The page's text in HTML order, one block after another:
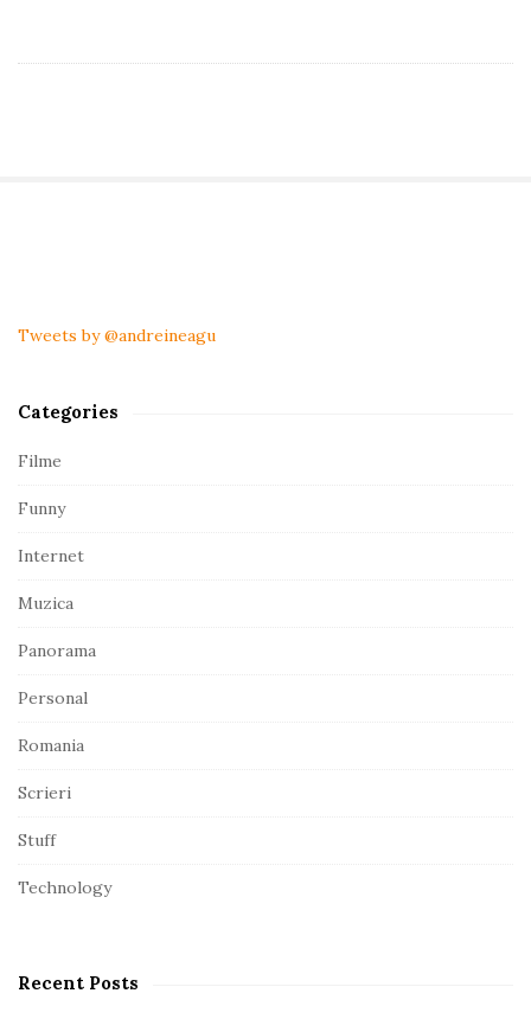
i
b
a
Tweets by @andreineagu
Categories
Filme
Funny
Internet
Muzica
Panorama
Personal
Romania
Scrieri
Stuff
Technology
Recent Posts